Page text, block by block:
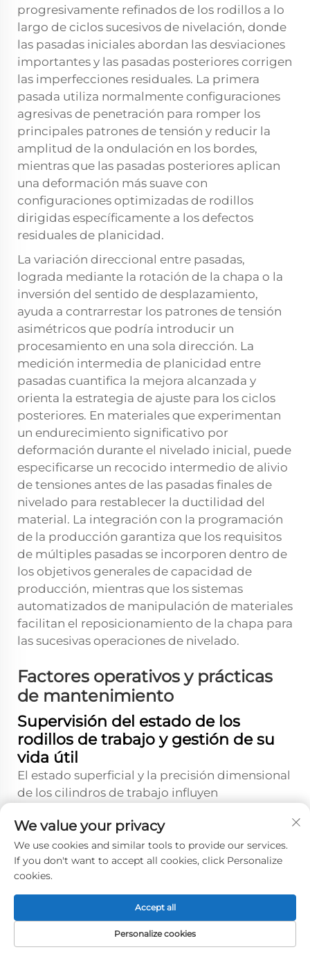
progresivamente refinados de los rodillos a lo
largo de ciclos sucesivos de nivelación, donde
las pasadas iniciales abordan las desviaciones
importantes y las pasadas posteriores corrigen
las imperfecciones residuales. La primera
pasada utiliza normalmente configuraciones
agresivas de penetración para romper los
principales patrones de tensión y reducir la
amplitud de la ondulación en los bordes,
mientras que las pasadas posteriores aplican
una deformación más suave con
configuraciones optimizadas de rodillos
dirigidas específicamente a los defectos
residuales de planicidad.
La variación direccional entre pasadas,
lograda mediante la rotación de la chapa o la
inversión del sentido de desplazamiento,
ayuda a contrarrestar los patrones de tensión
asimétricos que podría introducir un
procesamiento en una sola dirección. La
medición intermedia de planicidad entre
pasadas cuantifica la mejora alcanzada y
orienta la estrategia de ajuste para los ciclos
posteriores. En materiales que experimentan
un endurecimiento significativo por
deformación durante el nivelado inicial, puede
especificarse un recocido intermedio de alivio
de tensiones antes de las pasadas finales de
nivelado para restablecer la ductilidad del
material. La integración con la programación
de la producción garantiza que los requisitos
de múltiples pasadas se incorporen dentro de
los objetivos generales de capacidad de
producción, mientras que los sistemas
automatizados de manipulación de materiales
facilitan el reposicionamiento de la chapa para
las sucesivas operaciones de nivelado.
Factores operativos y prácticas
de mantenimiento
Supervisión del estado de los
rodillos de trabajo y gestión de su
vida útil
El estado superficial y la precisión dimensional
de los cilindros de trabajo influyen
lo que hace esencial el monitoreo y el
mantenimiento sistemáticos para garantizar
un rendimiento sostenido de las máquinas
niveladoras de chapas gruesas. El desgaste
superficial progresa a través de fases iniciales
de asentamiento, en las que se reducen las
asperezas, seguidas de una reducción gradual
del diámetro y posibles picaduras localizadas
PÁGINA DE
CORREO
We value your privacy
We use cookies and similar tools to provide our services.
If you don't want to accept all cookies, click Personalize
cookies.
Personalize cookies
Accept all